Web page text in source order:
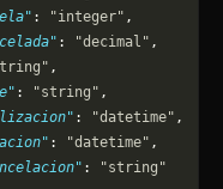
: "integer" ,
: "decimal" ,
,
: "string" ,
: "datetime" ,
: "datetime" ,
:
"string"